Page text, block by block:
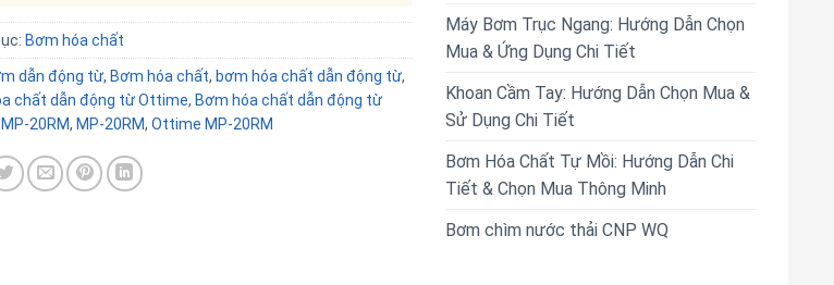
Máy Bơm Trục Ngang: Hướng Dẫn Chọn
Mua & Ứng Dụng Chi Tiết
Khoan Cầm Tay: Hướng Dẫn Chọn Mua &
Sử Dụng Chi Tiết
Bơm Hóa Chất Tự Mồi: Hướng Dẫn Chi
Tiết & Chọn Mua Thông Minh
Bơm chìm nước thải CNP WQ
Bơm hóa chất
dẫn động từ, Bơm hóa chất, bơm hóa chất dẫn động từ,
chất dẫn động từ Ottime, Bơm hóa chất dẫn động từ
20RM, MP-20RM, Ottime MP-20RM